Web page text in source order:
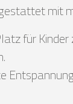
mit
für